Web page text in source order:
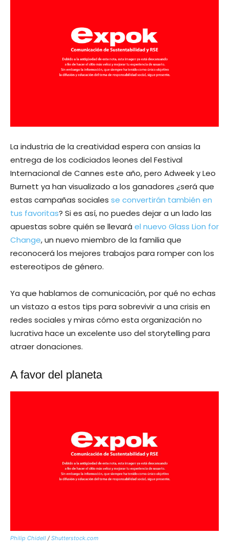
La industria de la creatividad espera con ansias la
entrega de los codiciados leones del Festival
Internacional de Cannes este año, pero Adweek y Leo
Burnett ya han visualizado a los ganadores ¿será que
estas campañas sociales se convertirán también en
tus favoritas? Si es así, no puedes dejar a un lado las
apuestas sobre quién se llevará el nuevo Glass Lion for
Change, un nuevo miembro de la familia que
reconocerá los mejores trabajos para romper con los
estereotipos de género.
Ya que hablamos de comunicación, por qué no echas
un vistazo a estos tips para sobrevivir a una crisis en
redes sociales y miras cómo esta organización no
lucrativa hace un excelente uso del storytelling para
atraer donaciones.
A favor del planeta
Philip Chidell /Shutterstock.com